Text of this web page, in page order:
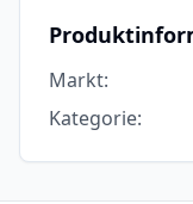
Markt:
Kategorie: